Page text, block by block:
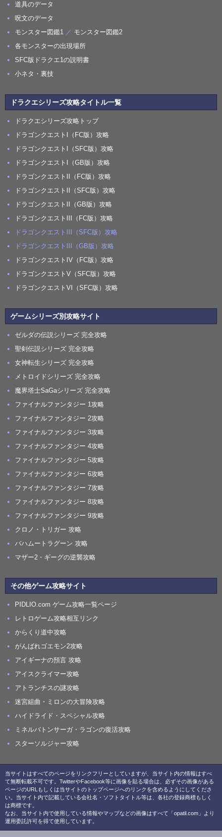
道具のデータ
呪文のデータ
モンスター図鑑1 ／ モンスター図鑑2
各モンスターの出現場所
SFC版ドラクエ1の説明書
小ネタ・裏技
ドラクエシリーズ攻略タイトル一覧
ドラクエシリーズ攻略トップ
ドラゴンクエストI（FC版）攻略
ドラゴンクエストI（SFC版）攻略
ドラゴンクエストI（GB版）攻略
ドラゴンクエストII（FC版）攻略
ドラゴンクエストII（SFC版）攻略
ドラゴンクエストII（GB版）攻略
ドラゴンクエストIII（FC版）攻略
ドラゴンクエストIII（SFC版）攻略
ドラゴンクエストIII（GB版）攻略
ドラゴンクエストIV（FC版）攻略
ドラゴンクエストV（SFC版）攻略
ドラゴンクエストVI（SFC版）攻略
ゲームシリーズ別攻略サイト
ゼルダの伝説シリーズ 完全攻略
聖剣伝説シリーズ 完全攻略
女神転生シリーズ 完全攻略
メトロイドシリーズ 完全攻略
魔界塔士SaGaシリーズ 完全攻略
ファイナルファンタジー 1攻略
ファイナルファンタジー 2攻略
ファイナルファンタジー 3攻略
ファイナルファンタジー 4攻略
ファイナルファンタジー 5攻略
ファイナルファンタジー 6攻略
ファイナルファンタジー 7攻略
ファイナルファンタジー 8攻略
ファイナルファンタジー 9攻略
クロノ・トリガー 攻略
バハムートラグーン 攻略
マザー2・ギーグの逆襲攻略
その他ゲーム攻略サイト
PIDLIO.com ゲーム攻略一覧ページ
レトロゲーム攻略相互リンク
からくり道中攻略
がんばれゴエモン2攻略
アイギーナの預言 攻略
アイスクライマー攻略
アトランチスの謎攻略
迷宮組曲・ミロンの大冒険攻略
ハイドライド・スペシャル攻略
ミネルバトンサーガ・ラゴンの復活攻略
スターソルジャー攻略
当サイトはすべてのページをリンクフリーとしていますが、当サイト内の情報はすべ
て無断転載不可です。TwitterやFacebook等に画像を貼る場合は、必ずその画像がある
ページのURLもしくは当サイトのトップページへのリンクを含めるようにしてくださ
い。当サイト内で記載している会社名・ソフトタイトル等は、各社の登録商標もしく
は商標です。
なお、当サイト内で使用している情報やマップなどの画像はすべて「opatil.com」より
運用委託許可を得て使用しています。